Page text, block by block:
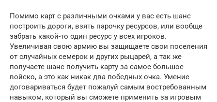
Помимо карт с различными очками у вас есть шанс
построить дороги, взять парочку ресурсов, или вообще
забрать какой-то один ресурс у всех игроков.
Увеличивая свою армию вы защищаете свои поселения
от случайных семерок и других рыцарей, а так же
получаете шанс получить карту за самое большое
войско, а это как никак два победных очка. Умение
договариваться будет пожалуй самым востребованным
навыком, который вы сможете применить за игровым